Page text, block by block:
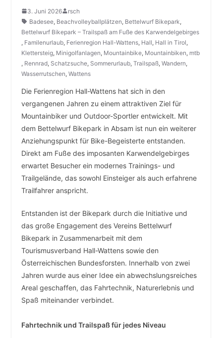
3. Juni 2026
rsch
Badesee, Beachvolleyballplätzen, Bettelwurf Bikepark,
Bettelwurf Bikepark – Trailspaß am Fuße des Karwendelgebirges
, Familenurlaub, Ferienregion Hall-Wattens, Hall, Hall in Tirol,
Klettersteig, Minigolfanlagen, Mountainbike, Mountainbiken, mtb
, Rennrad, Schatzsuche, Sommerurlaub, Trailspaß, Wandern,
Wasserrutschen, Wattens
Die Ferienregion Hall-Wattens hat sich in den
vergangenen Jahren zu einem attraktiven Ziel für
Mountainbiker und Outdoor-Sportler entwickelt. Mit
dem Bettelwurf Bikepark in Absam ist nun ein weiterer
Anziehungspunkt für Bike-Begeisterte entstanden.
Direkt am Fuße des imposanten Karwendelgebirges
erwartet Besucher ein modernes Trainings- und
Trailgelände, das sowohl Einsteiger als auch erfahrene
Trailfahrer anspricht.
Entstanden ist der Bikepark durch die Initiative und
das große Engagement des Vereins Bettelwurf
Bikepark in Zusammenarbeit mit dem
Tourismusverband Hall-Wattens sowie den
Österreichischen Bundesforsten. Innerhalb von zwei
Jahren wurde aus einer Idee ein abwechslungsreiches
Areal geschaffen, das Fahrtechnik, Naturerlebnis und
Spaß miteinander verbindet.
Fahrtechnik und Trailspaß für jedes Niveau